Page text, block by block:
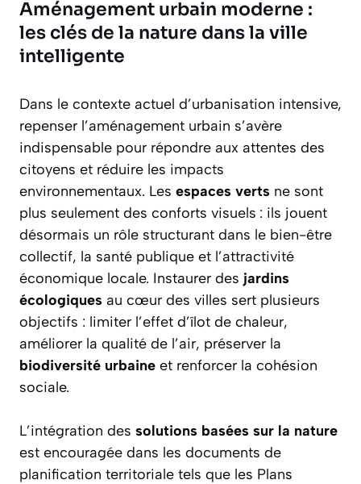
Aménagement urbain moderne :
les clés de la nature dans la ville
intelligente
Dans le contexte actuel d’urbanisation intensive,
repenser l’aménagement urbain s’avère
indispensable pour répondre aux attentes des
citoyens et réduire les impacts
environnementaux. Les espaces verts ne sont
plus seulement des conforts visuels : ils jouent
désormais un rôle structurant dans le bien-être
collectif, la santé publique et l’attractivité
économique locale. Instaurer des jardins
écologiques au cœur des villes sert plusieurs
objectifs : limiter l’effet d’îlot de chaleur,
améliorer la qualité de l’air, préserver la
biodiversité urbaine et renforcer la cohésion
sociale.
L’intégration des solutions basées sur la nature
est encouragée dans les documents de
planification territoriale tels que les Plans